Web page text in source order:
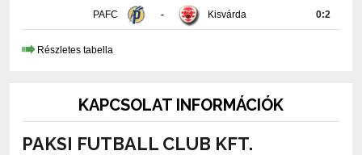
PAFC - Kisvárda 0:2
Részletes tabella
KAPCSOLAT INFORMÁCIÓK
PAKSI FUTBALL CLUB KFT.